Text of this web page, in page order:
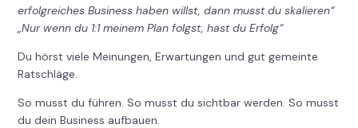
erfolgreiches Business haben willst, dann musst du skalieren“
„Nur wenn du 1:1 meinem Plan folgst, hast du Erfolg“
Du hörst viele Meinungen, Erwartungen und gut gemeinte
Ratschläge.
So musst du führen. So musst du sichtbar werden. So musst
du dein Business aufbauen.